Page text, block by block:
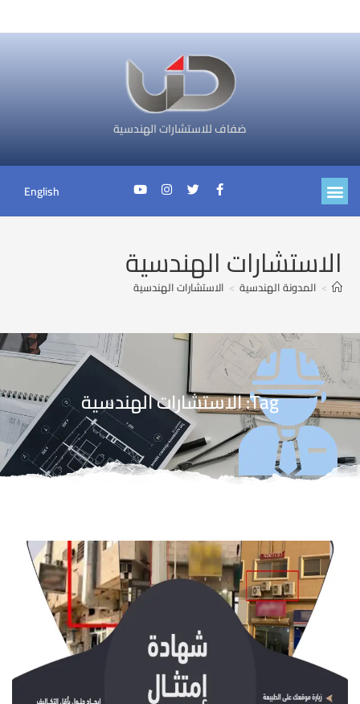
ضفاف للاستشارات الهندسية
English
الاستشارات الهندسية
> المدونة الهندسية > الاستشارات الهندسية
Tag: الاستشارات الهندسية